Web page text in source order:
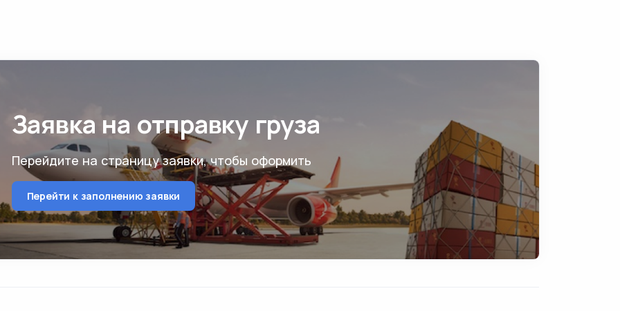
Заявка на отправку груза
Перейдите на страницу заявки, чтобы оформить
Перейти к заполнению заявки